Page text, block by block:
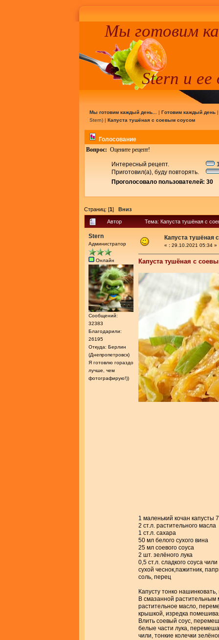
Мы готовим
Stern и ее
Мы готовим каждый день... | Готовим каждый день
Stern) | Капуста тушёная с соевым соусом
Голосование
Вопрос: Оцените рецепт!
Интересный рецепт.
Приготовил(а), буду повторять.
Проголосовало пользователей: 30
Страниц: [1] Вниз
Автор Тема: Капуста тушёная с
Stern
Администратор
Онлайн
Сообщений:
32383
Благодарили:
26195
Откуда: Берлин
(Днепропетровск)
Я готовлю гораздо
лучше, чем
фотографирую!))
Капуста тушёная
« : 29.10.2021 05:34 »
Капуста тушёная с
1 маленький кочан капусты
2 ст.л. растительного масла
1 ст.л. сахара
50 мл белого сухого вина
25 мл соевого соуса
2 шт. зелёного лука
0,5 ст.л. сладкого соуса чили
сухой чеснок,пажитник,
соль, перец
Капусту тонко
В смазанной растительным
растительное масло,
крышкой, изредка
Влить соевый соус,
белые части лука,
чили, тонкие колечки